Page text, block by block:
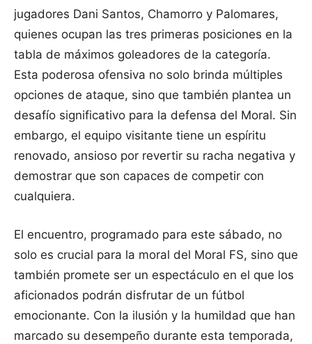
jugadores Dani Santos, Chamorro y Palomares,
quienes ocupan las tres primeras posiciones en la
tabla de máximos goleadores de la categoría.
Esta poderosa ofensiva no solo brinda múltiples
opciones de ataque, sino que también plantea un
desafío significativo para la defensa del Moral. Sin
embargo, el equipo visitante tiene un espíritu
renovado, ansioso por revertir su racha negativa y
demostrar que son capaces de competir con
cualquiera.
El encuentro, programado para este sábado, no
solo es crucial para la moral del Moral FS, sino que
también promete ser un espectáculo en el que los
aficionados podrán disfrutar de un fútbol
emocionante. Con la ilusión y la humildad que han
marcado su desempeño durante esta temporada,